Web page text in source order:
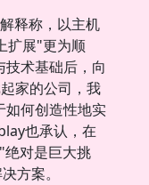
释称，以主机
扩展"更为顺
术基础后，向
家的公司，我
何创造性地实
也承认，在
对是巨大挑
方案。